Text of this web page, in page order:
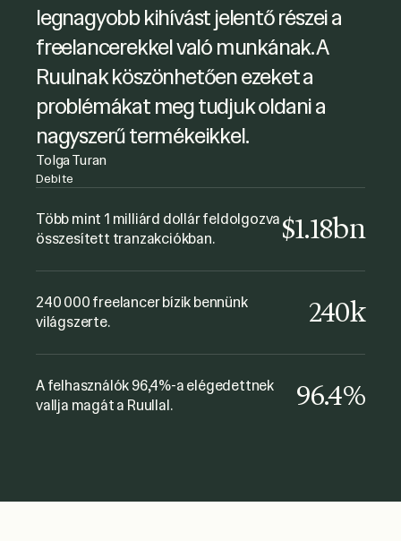
hogy könnyen hozzáférjek a
freelancer-számlákhoz, és
hatékonyan kezeljem a fizetéseket.
Nagyon elégedett vagyok azzal is,
ahogyan a kérdéseimet kezelték.
Joanna Dworniczak
kyu Collective
legnagyobb kihívást jelentő részei a
freelancerekkel való munkának. A
Ruulnak köszönhetően ezeket a
problémákat meg tudjuk oldani a
nagyszerű termékeikkel.
Tolga Turan
Debite
freelancerek kifizetésének, egyszerű
szolgáltatás és támogatás!
Mindenképpen ajánlom!
Több mint 1 milliárd dollár feldolgozva
összesített tranzakciókban.
$1.18bn
240 000 freelancer bízik bennünk
világszerte.
240k
A felhasználók 96,4%-a elégedettnek
vallja magát a Ruullal.
96.4%